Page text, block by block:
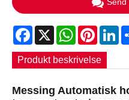
Facebook
X WhatsApp
Produkt beskrivelse
Messing Automatisk